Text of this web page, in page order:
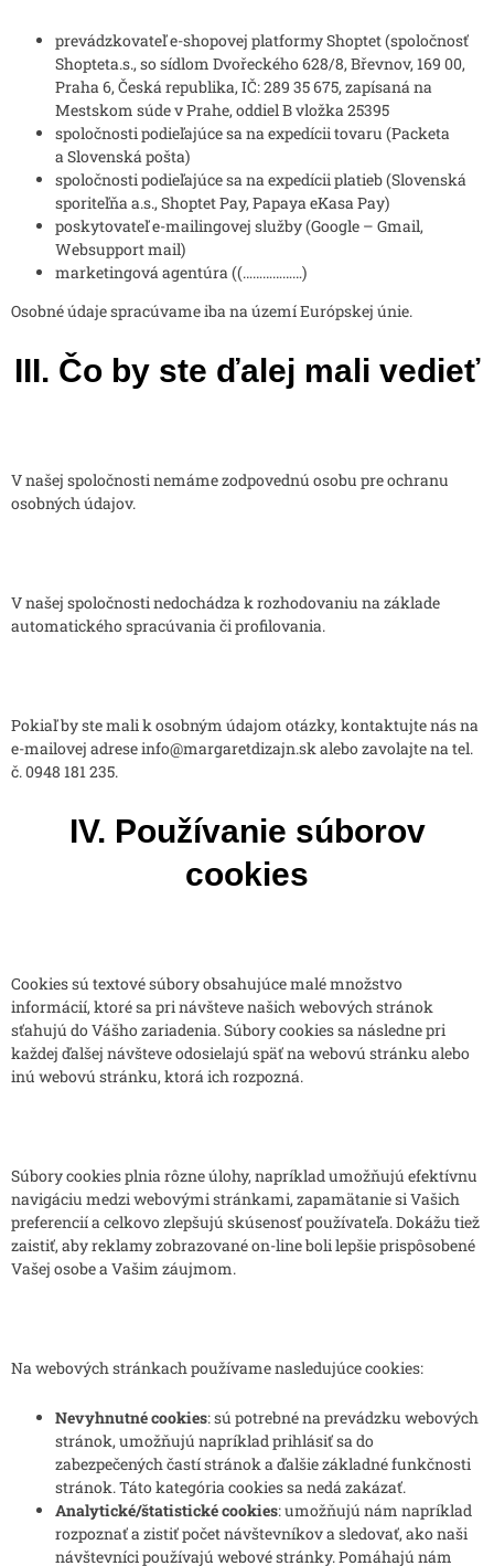
prevádzkovateľ e-shopovej platformy Shoptet (spoločnosť
Shopteta.s., so sídlom Dvořeckého 628/8, Břevnov, 169 00,
Praha 6, Česká republika, IČ: 289 35 675, zapísaná na
Mestskom súde v Prahe, oddiel B vložka 25395
spoločnosti podieľajúce sa na expedícii tovaru (Packeta
a Slovenská pošta)
spoločnosti podieľajúce sa na expedícii platieb (Slovenská
sporiteľňa a.s., Shoptet Pay, Papaya eKasa Pay)
poskytovateľ e-mailingovej služby (Google – Gmail,
Websupport mail)
marketingová agentúra ((………………)
Osobné údaje spracúvame iba na území Európskej únie.
III. Čo by ste ďalej mali vedieť
V našej spoločnosti nemáme zodpovednú osobu pre ochranu
osobných údajov.
V našej spoločnosti nedochádza k rozhodovaniu na základe
automatického spracúvania či profilovania.
Pokiaľ by ste mali k osobným údajom otázky, kontaktujte nás na
e-mailovej adrese info@margaretdizajn.sk alebo zavolajte na tel.
č. 0948 181 235.
IV. Používanie súborov
cookies
Cookies sú textové súbory obsahujúce malé množstvo
informácií, ktoré sa pri návšteve našich webových stránok
sťahujú do Vášho zariadenia. Súbory cookies sa následne pri
každej ďalšej návšteve odosielajú späť na webovú stránku alebo
inú webovú stránku, ktorá ich rozpozná.
Súbory cookies plnia rôzne úlohy, napríklad umožňujú efektívnu
navigáciu medzi webovými stránkami, zapamätanie si Vašich
preferencií a celkovo zlepšujú skúsenosť používateľa. Dokážu tiež
zaistiť, aby reklamy zobrazované on-line boli lepšie prispôsobené
Vašej osobe a Vašim záujmom.
Na webových stránkach používame nasledujúce cookies:
Nevyhnutné cookies: sú potrebné na prevádzku webových
stránok, umožňujú napríklad prihlásiť sa do
zabezpečených častí stránok a ďalšie základné funkčnosti
stránok. Táto kategória cookies sa nedá zakázať.
Analytické/štatistické cookies: umožňujú nám napríklad
rozpoznať a zistiť počet návštevníkov a sledovať, ako naši
návštevníci používajú webové stránky. Pomáhajú nám